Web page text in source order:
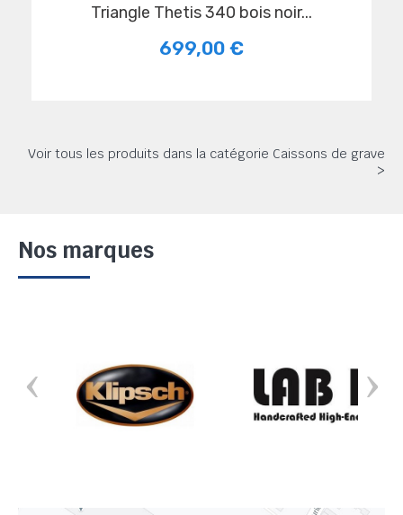
Triangle Thetis 340 bois noir...
699,00 €
Voir tous les produits dans la catégorie Caissons de grave
>
Nos marques